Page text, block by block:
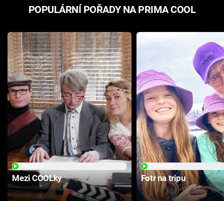
POPULÁRNÍ POŘADY NA PRIMA COOL
Mezi COOLky Fotr na tripu